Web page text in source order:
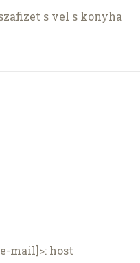
s vel s konyha
mail]>: host